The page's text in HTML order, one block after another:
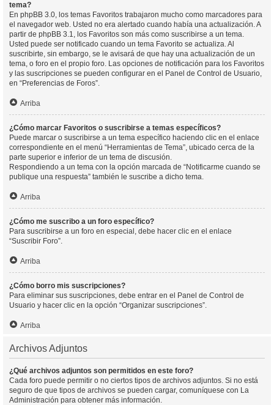
tema?
En phpBB 3.0, los temas Favoritos trabajaron mucho como marcadores para
el navegador web. Usted no era alertado cuando había una actualización. A
partir de phpBB 3.1, los Favoritos son más como suscribirse a un tema.
Usted puede ser notificado cuando un tema Favorito se actualiza. Al
suscribirte, sin embargo, se le avisará de que hay una actualización de un
tema, o foro en el propio foro. Las opciones de notificación para los Favoritos
y las suscripciones se pueden configurar en el Panel de Control de Usuario,
en “Preferencias de Foros”.
Arriba
¿Cómo marcar Favoritos o suscribirse a temas específicos?
Puede marcar o suscribirse a un tema específico haciendo clic en el enlace
correspondiente en el menú “Herramientas de Tema”, ubicado cerca de la
parte superior e inferior de un tema de discusión.
Respondiendo a un tema con la opción marcada de “Notificarme cuando se
publique una respuesta” también le suscribe a dicho tema.
Arriba
¿Cómo me suscribo a un foro específico?
Para suscribirse a un foro en especial, debe hacer clic en el enlace
“Suscribir Foro”.
Arriba
¿Cómo borro mis suscripciones?
Para eliminar sus suscripciones, debe entrar en el Panel de Control de
Usuario y hacer clic en la opción “Organizar suscripciones”.
Arriba
Archivos Adjuntos
¿Qué archivos adjuntos son permitidos en este foro?
Cada foro puede permitir o no ciertos tipos de archivos adjuntos. Si no está
seguro de que tipos de archivos se pueden cargar, comuníquese con La
Administración para obtener más información.